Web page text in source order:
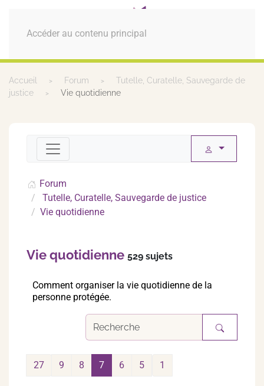
Accéder au contenu principal
MENU
Accueil Forum
Tutelle, Curatelle, Sauvegarde de
justice
Vie quotidienne
Forum
Tutelle, Curatelle, Sauvegarde de justice
Vie quotidienne
Vie quotidienne 529 sujets
Comment organiser la vie quotidienne de la
personne protégée.
1
5
6
7
8
9
27